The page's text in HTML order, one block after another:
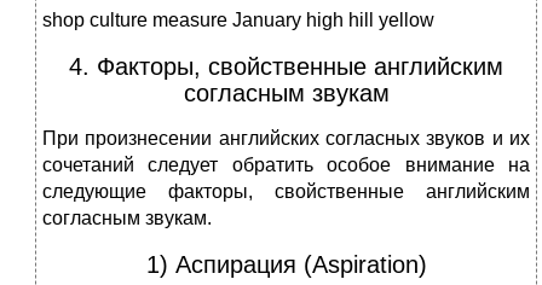
shop culture measure January high hill yellow
4. Факторы, свойственные английским
согласным звукам
При произнесении английских согласных звуков и их
сочета­ний следует обратить особое внимание на
следующие факторы, свойственные английским
согласным звукам.
1) Аспирация (Aspiration)